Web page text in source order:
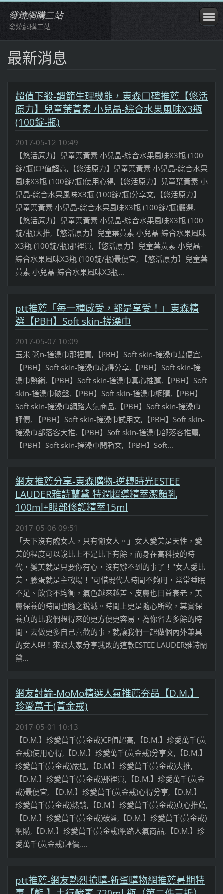
發燒網購二站
發燒網購二站
最新消息
超值下殺-調節生理機能，東森口碑推薦【悠活
原力】兒童葉黃素 小兒晶-綜合水果風味X3瓶
(100錠-瓶)
2017-05-12 10:49
【悠活原力】兒童葉黃素 小兒晶-綜合水果風味X3瓶 (100
錠/瓶)CP值超高,【悠活原力】兒童葉黃素 小兒晶-綜合水果
風味X3瓶 (100錠/瓶)使用心得,【悠活原力】兒童葉黃素 小
兒晶-綜合水果風味X3瓶 (100錠/瓶)分享文,【悠活原力】
兒童葉黃素 小兒晶-綜合水果風味X3瓶 (100錠/瓶)嚴選,
【悠活原力】兒童葉黃素 小兒晶-綜合水果風味X3瓶 (100
錠/瓶)大推,【悠活原力】兒童葉黃素 小兒晶-綜合水果風味
X3瓶 (100錠/瓶)那裡買,【悠活原力】兒童葉黃素 小兒晶-
綜合水果風味X3瓶 (100錠/瓶)最便宜, 【悠活原力】兒童葉
黃素 小兒晶-綜合水果風味X3瓶...
ptt推薦「每一種感受，都是享受！」東森精
選【PBH】Soft skin-搓澡巾
2017-05-07 10:09
玉米 粥n-搓澡巾那裡買,【PBH】Soft skin-搓澡巾最便宜,
【PBH】Soft skin-搓澡巾心得分享,【PBH】Soft skin-搓
澡巾熱銷,【PBH】Soft skin-搓澡巾真心推薦,【PBH】Soft
skin-搓澡巾破盤,【PBH】Soft skin-搓澡巾網購,【PBH】
Soft skin-搓澡巾網路人氣商品,【PBH】Soft skin-搓澡巾
評價, 【PBH】Soft skin-搓澡巾試用文,【PBH】Soft skin-
搓澡巾部落客大推,【PBH】Soft skin-搓澡巾部落客推薦,
【PBH】Soft skin-搓澡巾開箱文,【PBH】Soft...
網友推薦分享-東森購物-逆轉時光ESTEE
LAUDER雅詩蘭黛 特潤超導精萃潔顏乳
100ml+眼部修護精萃15ml
2017-05-06 09:51
「天下沒有醜女人，只有懶女人。」女人愛美是天性，愛
美的程度可以說比上不足比下有餘，而身在高科技的時
代，變美就是只要你有心，沒有辦不到的事了！"女人愛比
美，臉蛋就是主戰場！"可惜現代人時間不夠用，常常睡眠
不足、飲食不均衡，氣色越來越差、皮膚也日益衰老，美
膚保養的時間也隨之銳減。時間上更是隨心所欲，其實保
養真的比我們想得來的更方便更容易，為你省去多餘的時
間，去做更多自己喜歡的事，就讓我們一起做個內外兼具
的女人吧！來跟大家分享我敗的這款ESTEE LAUDER雅詩蘭
黛...
網友討論-MoMo精選人氣推薦夯品【D.M.】
珍愛萬千(黃金戒)
2017-05-01 10:13
【D.M.】珍愛萬千(黃金戒)CP值超高,【D.M.】珍愛萬千(黃
金戒)使用心得,【D.M.】珍愛萬千(黃金戒)分享文,【D.M.】
珍愛萬千(黃金戒)嚴選,【D.M.】珍愛萬千(黃金戒)大推,
【D.M.】珍愛萬千(黃金戒)那裡買,【D.M.】珍愛萬千(黃金
戒)最便宜, 【D.M.】珍愛萬千(黃金戒)心得分享,【D.M.】
珍愛萬千(黃金戒)熱銷,【D.M.】珍愛萬千(黃金戒)真心推薦,
【D.M.】珍愛萬千(黃金戒)破盤,【D.M.】珍愛萬千(黃金戒)
網購,【D.M.】珍愛萬千(黃金戒)網路人氣商品,【D.M.】珍
愛萬千(黃金戒)評價,...
ptt推薦-網友熱烈搶購-新蛋購物網推薦暑期特